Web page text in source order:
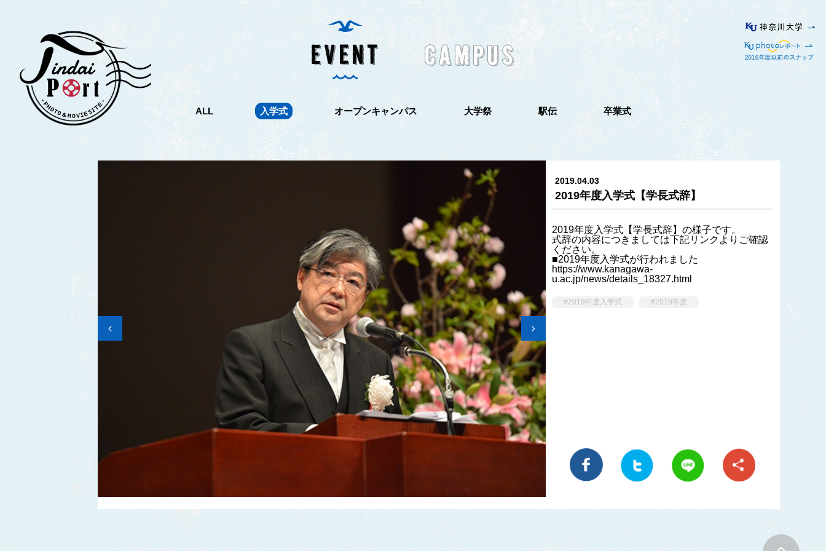
ALL 入学式 オープンキャンパス 大学祭 駅伝 卒業式
2019.04.03
2019年度入学式【学長式辞】
2019年度入学式【学長式辞】の様子です。
式辞の内容につきましては下記リンクよりご確認
ください。
■2019年度入学式が行われました
https://www.kanagawa-
u.ac.jp/news/details_18327.html
#2019年度入学式 #2019年度